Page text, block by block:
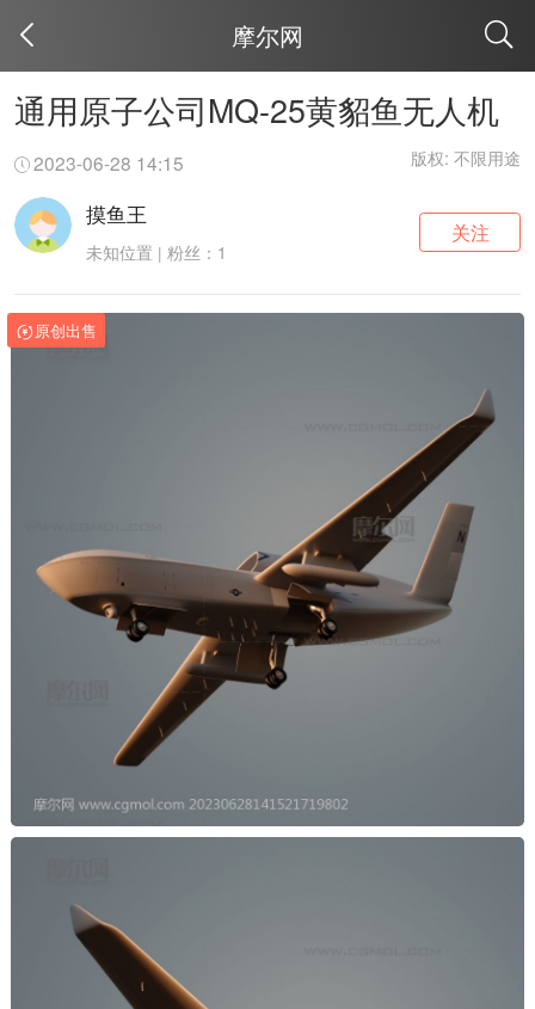
摩尔网
通用原子公司MQ-25黄貂鱼无人机
2023-06-28 14:15 版权: 不限用途
摸鱼王
未知位置 | 粉丝：1
关注
原创出售
取消